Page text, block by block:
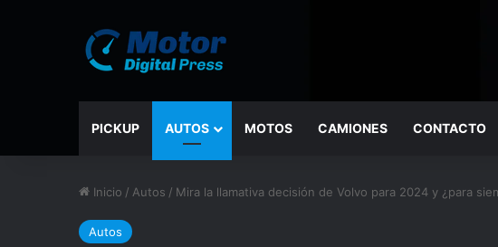
PICKUP AUTOS MOTOS CAMIONES CONTACTO
Inicio / Autos / Mira la llamativa decisión de Volvo para 2024 y ¿para
Autos